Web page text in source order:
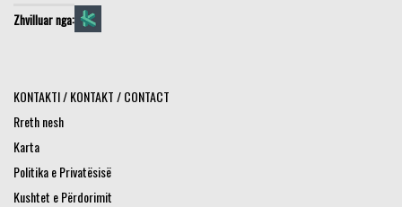
Zhvilluar nga:
KONTAKTI / KONTAKT / CONTACT
Rreth nesh
Karta
Politika e Privatësisë
Kushtet e Përdorimit